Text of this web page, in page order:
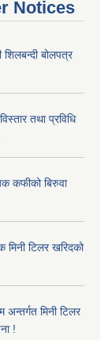
Notices
शिलबन्दी बोलपत्र
तथा प्रविधि
कफीको बिरुवा
मिनी टिलर खरिदको
अन्तर्गत मिनी टिलर
!